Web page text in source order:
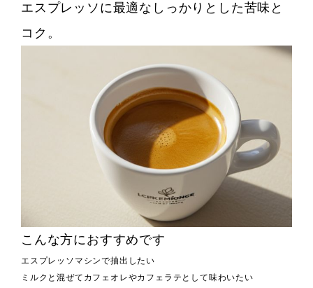
エスプレッソに最適なしっかりとした苦味と
コク。
こんな方におすすめです
エスプレッソマシンで抽出したい
ミルクと混ぜてカフェオレやカフェラテとして味わいたい